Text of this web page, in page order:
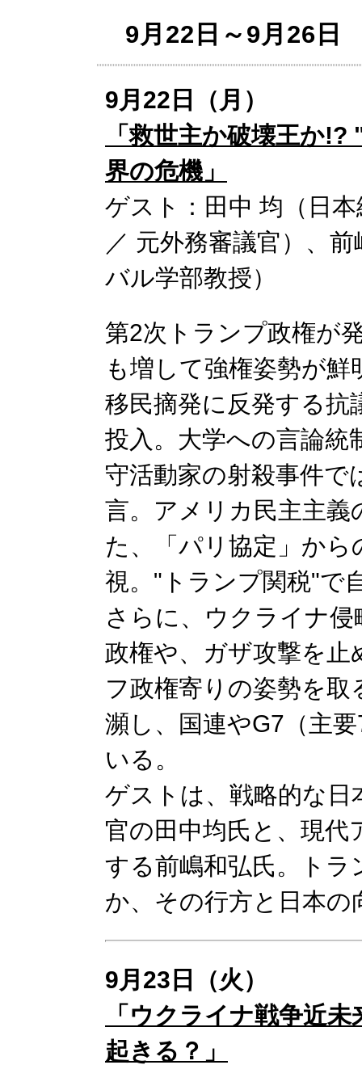
9月22日～9月26日
9月22日（月）
「救世主か破壊王か
界の危機」
ゲスト：田中 均（日
／ 元外務審議官）、
バル学部教授）
第2次トランプ政権が
も増して強権姿勢が
移民摘発に反発する抗
投入。大学への言論統
守活動家の射殺事件
言。アメリカ民主主
た、「パリ協定」から
視。"トランプ関税"で
さらに、ウクライナ
政権や、ガザ攻撃を
フ政権寄りの姿勢を
瀕し、国連やG7（主
いる。
ゲストは、戦略的な日
官の田中均氏と、現代
する前嶋和弘氏。ト
か、その行方と日本の
9月23日（火）
「ウクライナ戦争近
起きる？」